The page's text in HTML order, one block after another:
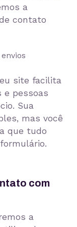
a
contato
site facilita
e pessoas
Sua
mas você
que tudo
com
a